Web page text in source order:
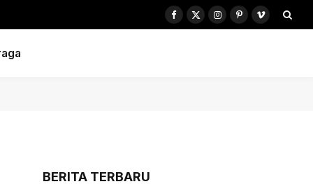
Facebook
X
Instagram
PinterestVimeo
BERITA TERBARU